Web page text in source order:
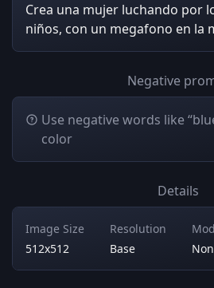
Crea una mujer luchando por
niños, con un megafono en la
Negative
Use negative words like
color
Details
Image Size
512x512
Resolution
Base